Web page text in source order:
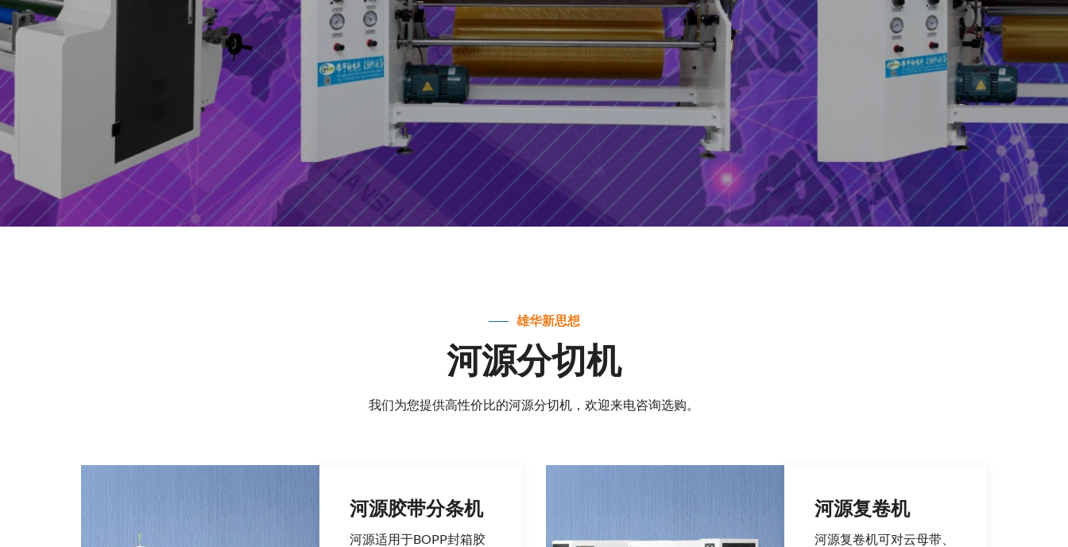
查看产品 联系购买
雄华新思想
河源分切机
我们为您提供高性价比的河源分切机，欢迎来电咨询选购。
河源胶带分条机
河源适用于BOPP封箱胶
河源复卷机
河源复卷机可对云母带、